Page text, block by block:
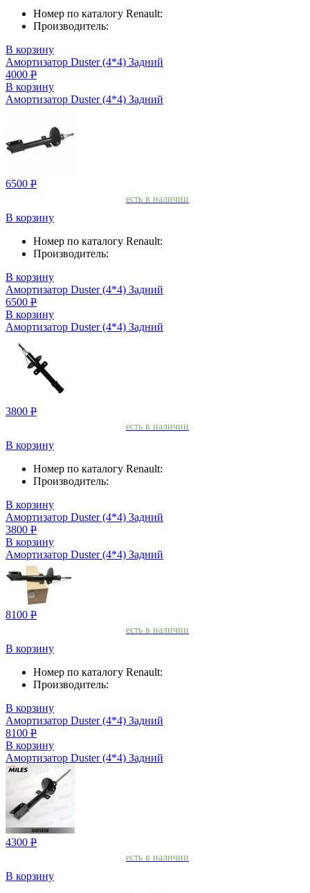
Номер по каталогу Renault:
Производитель:
В корзину
Амортизатор Duster (4*4) Задний
4000 Р
В корзину
Амортизатор Duster (4*4) Задний
6500 Р
есть в наличии
В корзину
Номер по каталогу Renault:
Производитель:
В корзину
Амортизатор Duster (4*4) Задний
6500 Р
В корзину
Амортизатор Duster (4*4) Задний
3800 Р
есть в наличии
В корзину
Номер по каталогу Renault:
Производитель:
В корзину
Амортизатор Duster (4*4) Задний
3800 Р
В корзину
Амортизатор Duster (4*4) Задний
8100 Р
есть в наличии
В корзину
Номер по каталогу Renault:
Производитель:
В корзину
Амортизатор Duster (4*4) Задний
8100 Р
В корзину
Амортизатор Duster (4*4) Задний
4300 Р
есть в наличии
В корзину